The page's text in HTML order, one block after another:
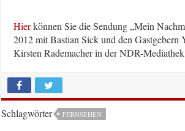
Hierkönnen Sie die Sendung „Mein
2012 mit Bastian Sick und den Gastgebern
Kirsten Rademacher in der NDR-Mediathek
Schlagwörter FERNSEHEN